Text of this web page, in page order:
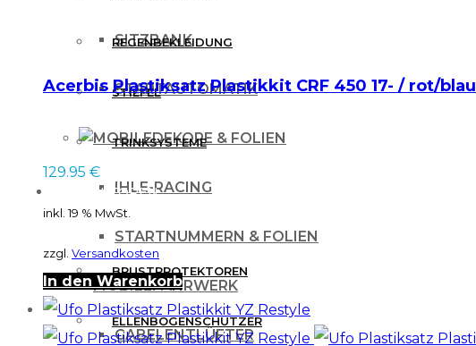
SITZBANK
STARTAUTOMATIK
DEKORE & FOLIEN
IHLE-RACING
STARTNUMMERN & FOLIEN
FAHRWERK
GABELENTLÜFTER
REGENBEKLEIDUNG
STIEFEL
TRINKSYSTEME
PROTEKTOREN
BRUSTPROTEKTOREN
ELLENBOGENSCHÜTZER
Acerbis Plastiksatz Plastikkit CRF 450 17- / rot/blau
129.95 €
inkl. 19 % MwSt.
zzgl. Versandkosten
In den Warenkorb